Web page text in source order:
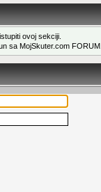
ovoj sekciji.
sa MojSkuter.com FORUM.